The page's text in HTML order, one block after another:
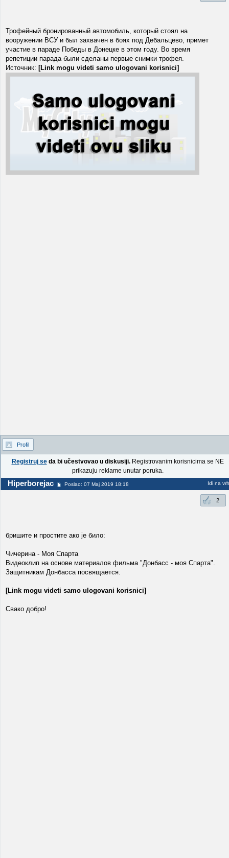
Трофейный бронированный автомобиль, который стоял на
вооружении ВСУ и был захвачен в боях под Дебальцево, примет
участие в параде Победы в Донецке в этом году. Во время
репетиции парада были сделаны первые снимки трофея.
Источник: [Link mogu videti samo ulogovani korisnici]
Profil
Registruj seda bi učestvovao u diskusiji.Registrovanim korisnicima se NE
prikazuju reklame unutar poruka.
Hiperborejac Poslao: 07 Maj 2019 18:18 Idi na vrh
2
бришите и простите ако је било:
Чичерина - Моя Спарта
Видеоклип на основе материалов фильма "Донбасс - моя Спарта".
Защитникам Донбасса посвящается.
[Link mogu videti samo ulogovani korisnici]
Свако добро!